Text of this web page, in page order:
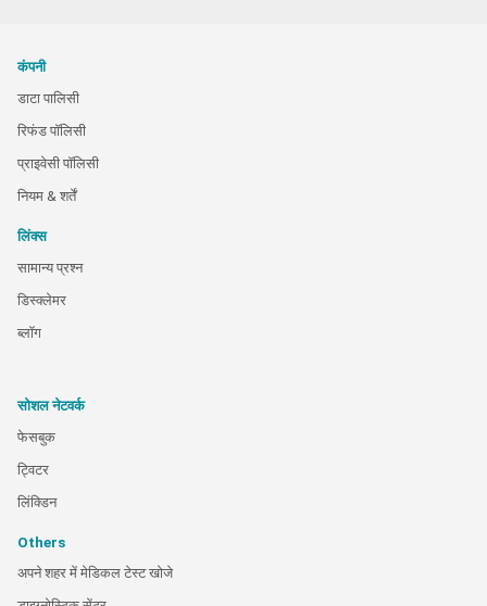
कंपनी
डाटा पालिसी
रिफंड पॉलिसी
प्राइवेसी पॉलिसी
नियम & शर्तें
लिंक्स
सामान्य प्रश्न
डिस्क्लेमर
ब्लॉग
सोशल नेटवर्क
फेसबुक
ट्विटर
लिंक्डिन
Others
अपने शहर में मेडिकल टेस्ट खोजे